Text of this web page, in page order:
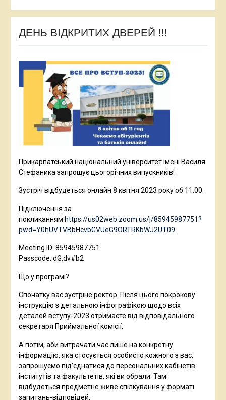
ДЕНЬ ВІДКРИТИХ ДВЕРЕЙ !!!
Прикарпатський національний університет імені Василя
Стефаника запрошує цьогорічних випускників!
Зустріч відбудеться онлайн 8 квітня 2023 року об 11:00.
Підключення за
покликанням https://us02web.zoom.us/j/85945987751?
pwd=Y0hUVTVBbHcvbGVUeG9ORTRKbWJ2UT09
Meeting ID: 85945987751
Passcode: dG.dv#b2
Що у програмі?
Спочатку вас зустріне ректор. Після цього покрокову
інструкцію з детальною інфографікою щодо всіх
деталей вступу-2023 отримаєте від відповідального
секретаря Приймальної комісії.
А потім, аби витрачати час лише на конкретну
інформацію, яка стосується особисто кожного з вас,
запрошуємо під’єднатися до персональних кабінетів
інститутів та факультетів, які ви обрали. Там
відбудеться предметне живе спілкування у форматі
запитань-відповідей.